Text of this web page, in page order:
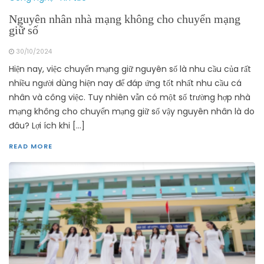
Nguyên nhân nhà mạng không cho chuyển mạng
giữ số
30/10/2024
Hiện nay, việc chuyển mạng giữ nguyên số là nhu cầu của rất
nhiều người dùng hiện nay để đáp ứng tốt nhất nhu cầu cá
nhân và công việc. Tuy nhiên vẫn có một số trường hợp nhà
mạng không cho chuyển mạng giữ số vậy nguyên nhân là do
đâu? Lợi ích khi […]
READ MORE